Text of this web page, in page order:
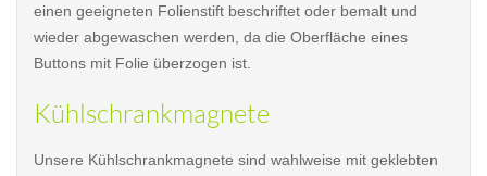
einen geeigneten Folienstift beschriftet oder bemalt und
wieder abgewaschen werden, da die Oberfläche eines
Buttons mit Folie überzogen ist.
Kühlschrankmagnete
Unsere Kühlschrankmagnete sind wahlweise mit geklebten